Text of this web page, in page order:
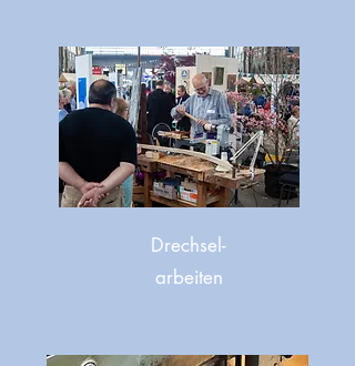
Drechsel-
arbeiten